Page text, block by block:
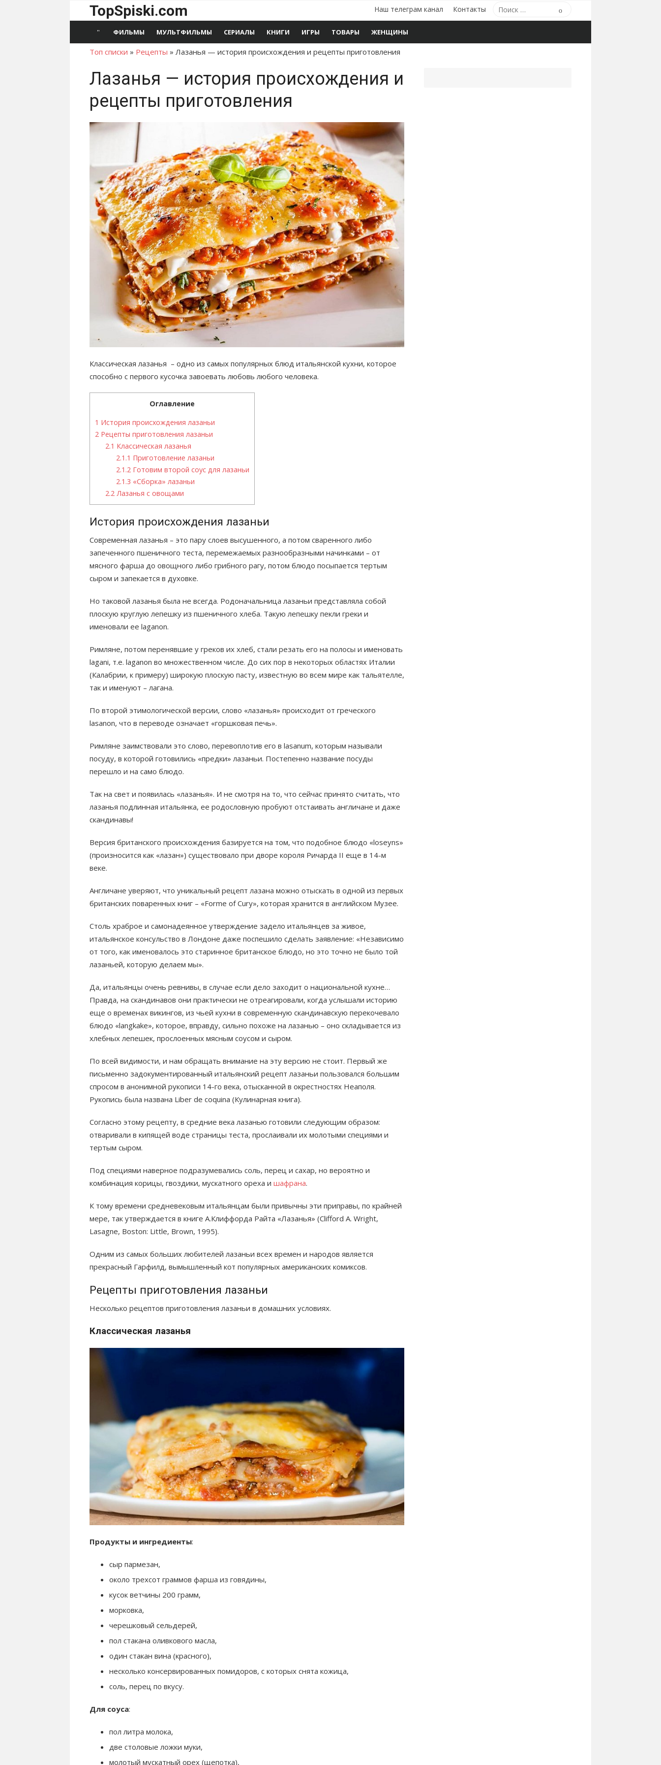
TopSpiski.com
Поиск
по:
Наш телеграм канал Контакты
ФИЛЬМЫ МУЛЬТФИЛЬМЫ СЕРИАЛЫ КНИГИ ИГРЫ ТОВАРЫ ЖЕНЩИНЫ
Топ списки » Рецепты » Лазанья — история происхождения и рецепты приготовления
Лазанья — история происхождения и
рецепты приготовления
Классическая лазанья – одно из самых популярных блюд итальянской кухни, которое
способно с первого кусочка завоевать любовь любого человека.
Оглавление
1 История происхождения лазаньи
2 Рецепты приготовления лазаньи
2.1 Классическая лазанья
2.1.1 Приготовление лазаньи
2.1.2Готовим второй соус для лазаньи
2.1.3 «Сборка» лазаньи
2.2 Лазанья с овощами
История происхождения лазаньи
Современная лазанья – это пару слоев высушенного, а потом сваренного либо
запеченного пшеничного теста, перемежаемых разнообразными начинками – от
мясного фарша до овощного либо грибного рагу, потом блюдо посыпается тертым
сыром и запекается в духовке.
Но таковой лазанья была не всегда. Родоначальница лазаньи представляла собой
плоскую круглую лепешку из пшеничного хлеба. Такую лепешку пекли греки и
именовали ее laganon.
Римляне, потом перенявшие у греков их хлеб, стали резать его на полосы и именовать
lagani, т.е. laganon во множественном числе. До сих пор в некоторых областях Италии
(Калабрии, к примеру) широкую плоскую пасту, известную во всем мире как тальятелле,
так и именуют – лагана.
По второй этимологической версии, слово «лазанья» происходит от греческого
lasanon, что в переводе означает «горшковая печь».
Римляне заимствовали это слово, перевоплотив его в lasanum, которым называли
посуду, в которой готовились «предки» лазаньи. Постепенно название посуды
перешло и на само блюдо.
Так на свет и появилась «лазанья». И не смотря на то, что сейчас принято считать, что
лазанья подлинная итальянка, ее родословную пробуют отстаивать англичане и даже
скандинавы!
Версия британского происхождения базируется на том, что подобное блюдо «loseyns»
(произносится как «лазан») существовало при дворе короля Ричарда II еще в 14-м
веке.
Англичане уверяют, что уникальный рецепт лазана можно отыскать в одной из первых
британских поваренных книг – «Forme of Cury», которая хранится в английском Музее.
Столь храброе и самонадеянное утверждение задело итальянцев за живое,
итальянское консульство в Лондоне даже поспешило сделать заявление: «Независимо
от того, как именовалось это старинное британское блюдо, но это точно не было той
лазаньей, которую делаем мы».
Да, итальянцы очень ревнивы, в случае если дело заходит о национальной кухне…
Правда, на скандинавов они практически не отреагировали, когда услышали историю
еще о временах викингов, из чьей кухни в современную скандинавскую перекочевало
блюдо «langkake», которое, вправду, сильно похоже на лазанью – оно складывается из
хлебных лепешек, прослоенных мясным соусом и сыром.
По всей видимости, и нам обращать внимание на эту версию не стоит. Первый же
письменно задокументированный итальянский рецепт лазаньи пользовался большим
спросом в анонимной рукописи 14-го века, отысканной в окрестностях Неаполя.
Рукопись была названа Liber de coquina (Кулинарная книга).
Согласно этому рецепту, в средние века лазанью готовили следующим образом:
отваривали в кипящей воде страницы теста, прослаивали их молотыми специями и
тертым сыром.
Под специями наверное подразумевались соль, перец и сахар, но вероятно и
комбинация корицы, гвоздики, мускатного ореха и шафрана.
К тому времени средневековым итальянцам были привычны эти приправы, по крайней
мере, так утверждается в книге А.Клиффорда Райта «Лазанья» (Clifford A. Wright,
Lasagne, Boston: Little, Brown, 1995).
Одним из самых больших любителей лазаньи всех времен и народов является
прекрасный Гарфилд, вымышленный кот популярных американских комиксов.
Рецепты приготовления лазаньи
Несколько рецептов приготовления лазаньи в домашних условиях.
Классическая лазанья
Продукты и ингредиенты:
сыр пармезан,
около трехсот граммов фарша из говядины,
кусок ветчины 200 грамм,
морковка,
черешковый сельдерей,
пол стакана оливкового масла,
один стакан вина (красного),
несколько консервированных помидоров, с которых снята кожица,
соль, перец по вкусу.
Для соуса:
пол литра молока,
две столовые ложки муки,
молотый мускатный орех (щепотка),